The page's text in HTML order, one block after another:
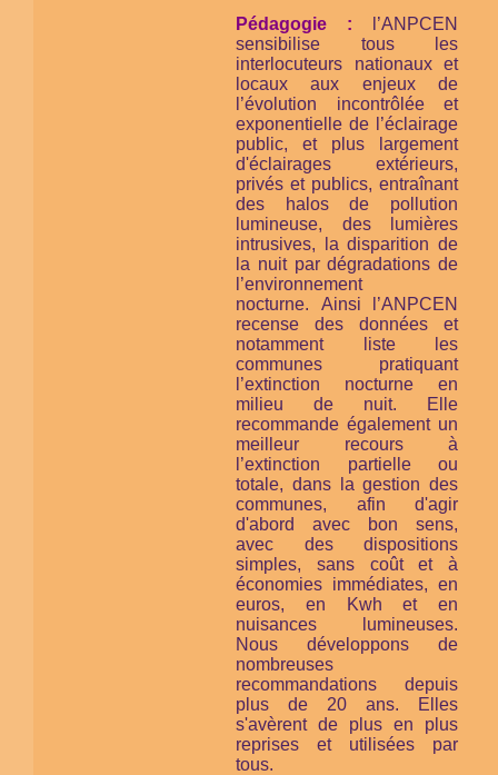
Pédagogie :
l’ANPCEN
sensibilise tous les
interlocuteurs nationaux et
locaux aux enjeux de
l’évolution incontrôlée et
exponentielle de l’éclairage
public, et plus largement
d'éclairages extérieurs,
privés et publics, entraînant
des halos de pollution
lumineuse, des lumières
intrusives, la disparition de
la nuit par dégradations de
l’environnement
nocturne. Ainsi l’ANPCEN
recense des données et
notamment liste les
communes pratiquant
l’extinction nocturne en
milieu de nuit. Elle
recommande également un
meilleur recours à
l’extinction partielle ou
totale, dans la gestion des
communes, afin d'agir
d'abord avec bon sens,
avec des dispositions
simples, sans coût et à
économies immédiates, en
euros, en Kwh et en
nuisances lumineuses.
Nous développons de
nombreuses
recommandations depuis
plus de 20 ans. Elles
s'avèrent de plus en plus
reprises et utilisées par
tous.